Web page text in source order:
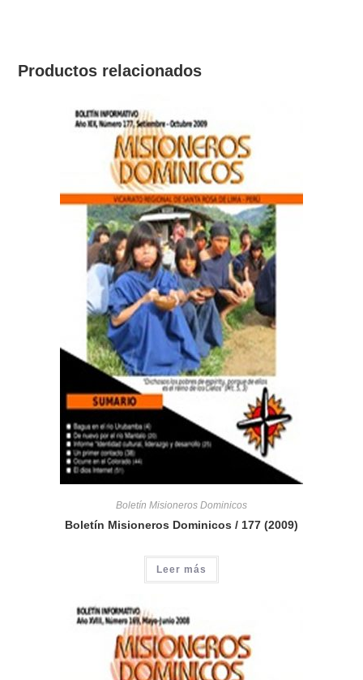
Productos relacionados
Boletín Misioneros Dominicos
Boletín Misioneros Dominicos / 177 (2009)
Leer más